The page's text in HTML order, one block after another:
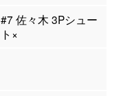
#7 佐々木 3Pシュー
ト×